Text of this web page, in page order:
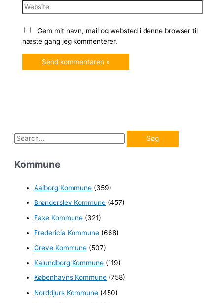
Website
Gem mit navn, mail og websted i denne browser til
næste gang jeg kommenterer.
S
g
Kommune
Aalborg Kommune (359)
Brønderslev Kommune (457)
Faxe Kommune (321)
Fredericia Kommune (668)
Greve Kommune (507)
Kalundborg Kommune (119)
Københavns Kommune (758)
Norddjurs Kommune (450)